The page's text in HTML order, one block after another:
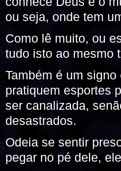
ou seja, onde tem
Como lê muito, ou
tudo isto ao mesmo
Também é um
pratiquem esportes
ser canalizada,
desastrados.
Odeia se sentir
pegar no pé dele, ele